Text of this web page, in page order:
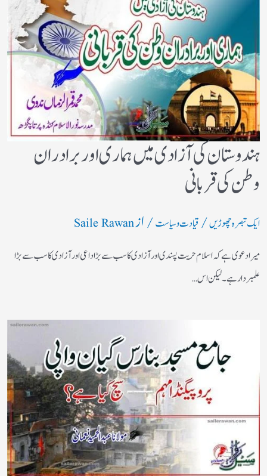
ہندوستان کی آزادی میں ہماری اور برادران
وطن کی قربانی
ایک تبصرہ چھوڑیں/قیادت وسیاست/ ازSaile Rawan
میرا دعوی ہے کہ اسلام حریت پسندی اور آزادی کا سب سے بڑا داعی اور آزادی کا سب سے بڑا
علمبردار ہے ۔ لیکن اس…